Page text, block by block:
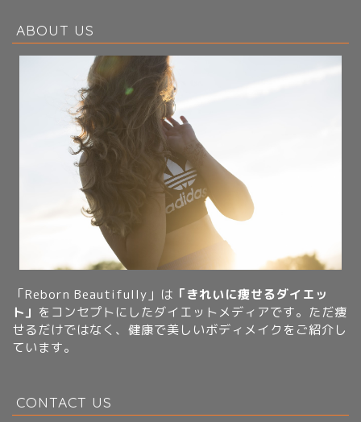
ABOUT US
「Reborn Beautifully」は 「きれいに痩せるダイエッ
ト」 をコンセプトにしたダイエットメディアです。ただ痩
せるだけではなく、健康で美しいボディメイクをご紹介し
ています。
CONTACT US